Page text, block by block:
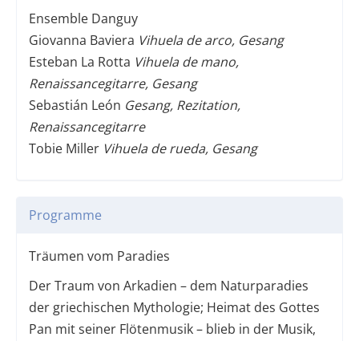
Ensemble Danguy
Giovanna Baviera Vihuela de arco, Gesang
Esteban La Rotta Vihuela de mano,
Renaissancegitarre, Gesang
Sebastián León Gesang, Rezitation,
Renaissancegitarre
Tobie Miller Vihuela de rueda, Gesang
Programme
Träumen vom Paradies
Der Traum von Arkadien – dem Naturparadies
der griechischen Mythologie; Heimat des Gottes
Pan mit seiner Flötenmusik – blieb in der Musik,